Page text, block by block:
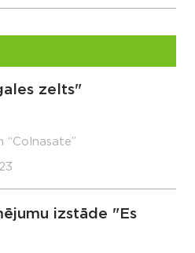
zelts"
“Colnasate”
izstāde "Es